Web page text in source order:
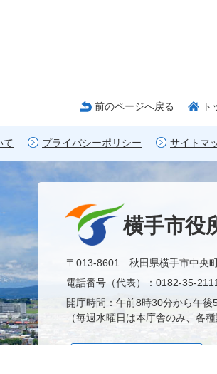
前のページへ戻る ト
て プライバシーポリシー サイトマ
横手市役
〒013-8601 秋田県横手市中央
電話番号（代表）：0182-35-
開庁時間：午前8時30分から午後
（毎週水曜日は本庁舎のみ、各